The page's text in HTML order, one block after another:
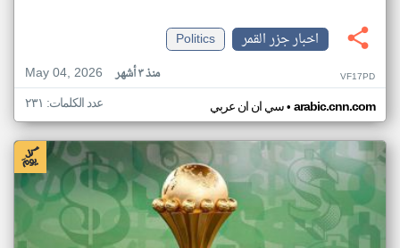
اخبار جزر القمر
Politics
May 04, 2026
منذ ٣ أشهر VF17PD
سي ان ان عربي• arabic.cnn.com عدد الكلمات: ٢٣١